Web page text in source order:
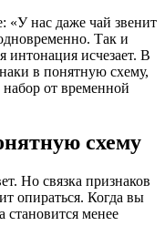
«У нас даже чай звенит
Так и
интонация исчезает. В
в понятную схему,
от временной
схему
Но связка признаков
опираться. Когда вы
становится менее